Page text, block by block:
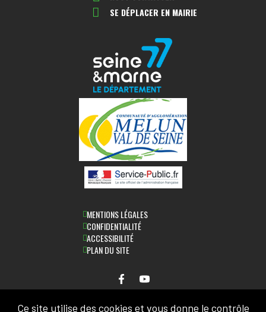
SE DÉPLACER EN MAIRIE
MENTIONS LÉGALES
CONFIDENTIALITÉ
ACCESSIBILITÉ
PLAN DU SITE
Ce site utilise des cookies et vous donne le contrôle